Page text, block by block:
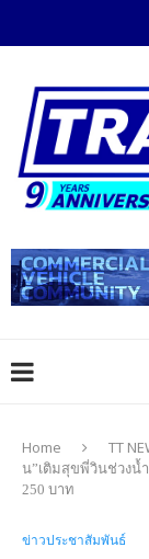
Home TT
น”เติมสุขพี่วินช่วงน้
250 บาท
ข่าวประชาสัมพันธ์